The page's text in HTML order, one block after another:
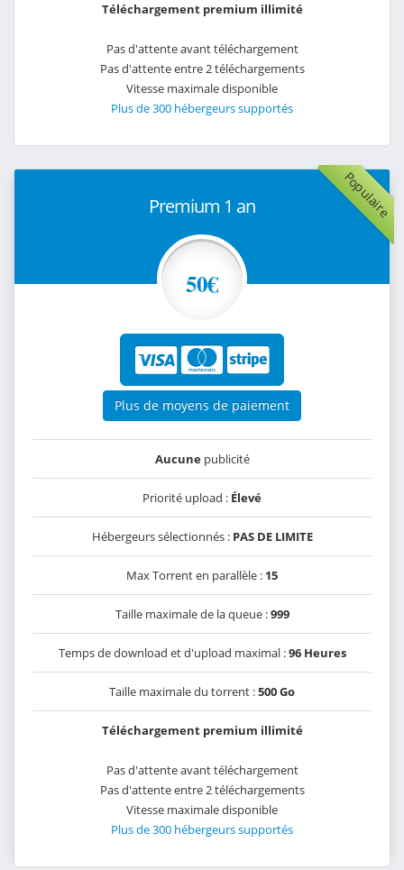
Téléchargement premium illimité
Pas d'attente avant téléchargement
Pas d'attente entre 2 téléchargements
Vitesse maximale disponible
Plus de 300 hébergeurs supportés
Populaire
Premium 1 an
50€
Plus de moyens de paiement
Aucunepublicité
Priorité upload : Élevé
Hébergeurs sélectionnés : PAS DE LIMITE
Max Torrent en parallèle : 15
Taille maximale de la queue :999
Temps de download et d'upload maximal :96 Heures
Taille maximale du torrent :500 Go
Téléchargement premium illimité
Pas d'attente avant téléchargement
Pas d'attente entre 2 téléchargements
Vitesse maximale disponible
Plus de 300 hébergeurs supportés